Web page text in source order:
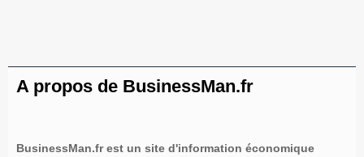
A propos de BusinessMan.fr
BusinessMan.fr est un site d'information économique